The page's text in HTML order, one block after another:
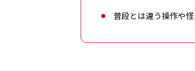
普段とは違う操作や